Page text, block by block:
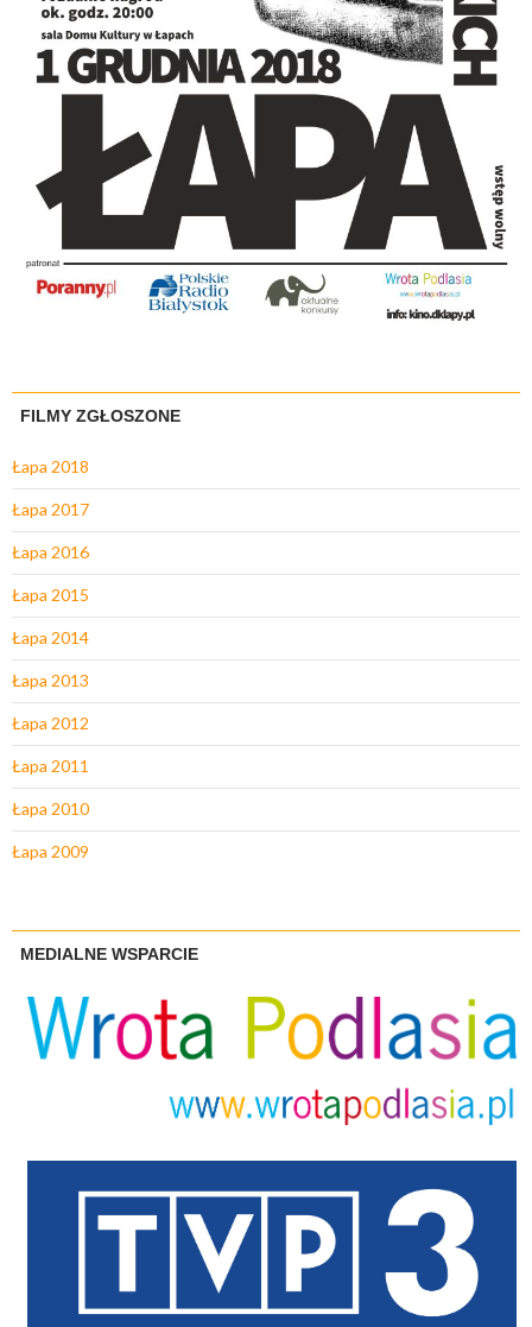
FILMY ZGŁOSZONE
Łapa 2018
Łapa 2017
Łapa 2016
Łapa 2015
Łapa 2014
Łapa 2013
Łapa 2012
Łapa 2011
Łapa 2010
Łapa 2009
MEDIALNE WSPARCIE